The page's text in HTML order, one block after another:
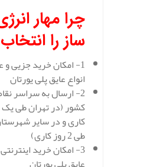
چرا مهار
ساز را
1- امکان خرید جزیی
انواع عایق پلی یورتان
2- ارسال به سراسر
کشور (در تهران طی یک
کاری و در سایر
طی 2 روز کاری)
3- امکان خرید